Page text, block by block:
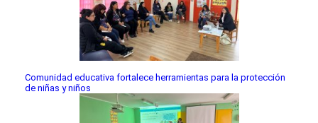
Comunidad educativa fortalece herramientas para la protección
de niñas y niños